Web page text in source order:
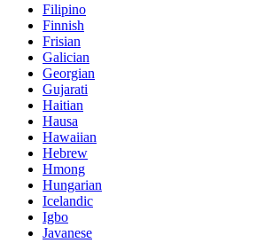
Filipino
Finnish
Frisian
Galician
Georgian
Gujarati
Haitian
Hausa
Hawaiian
Hebrew
Hmong
Hungarian
Icelandic
Igbo
Javanese